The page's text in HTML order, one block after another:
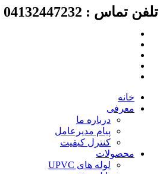
تلفن تماس : 04132447232
خانه
معرفی
درباره ما
پیام مدیرعامل
کنترل کیفیت
محصولات
لوله های UPVC